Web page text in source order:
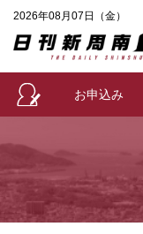
2026年08月07日（金）
お申込み